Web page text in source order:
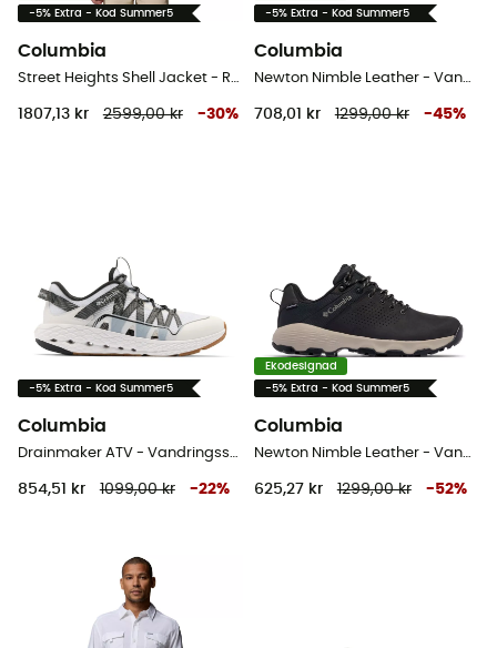
-5% Extra - Kod Summer5
Columbia
Street Heights Shell Jacket - Regnjacka - Herr
1807,13 kr 2599,00 kr -30%
-5% Extra - Kod Summer5
Columbia
Newton Nimble Leather - Vandringsskor - Herr
708,01 kr 1299,00 kr -45%
-5% Extra - Kod Summer5
Columbia
Drainmaker ATV - Vandringsskor - Herr
854,51 kr 1099,00 kr -22%
Ekodesignad
-5% Extra - Kod Summer5
Columbia
Newton Nimble Leather - Vandringsskor - Herr
625,27 kr 1299,00 kr -52%